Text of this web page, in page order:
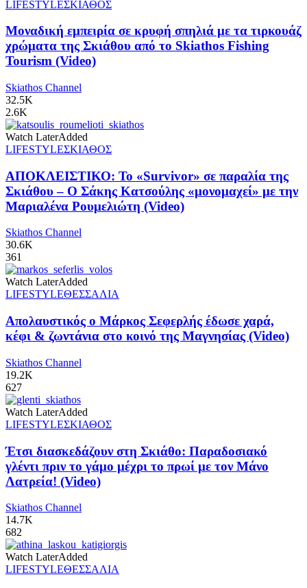
LIFESTYLEΣΚΙΑΘΟΣ
Μοναδική εμπειρία σε κρυφή σπηλιά με τα τιρκουάζ
χρώματα της Σκιάθου από το Skiathos Fishing
Tourism (Video)
Skiathos Channel
32.5K
2.6K
Watch LaterAdded
LIFESTYLEΣΚΙΑΘΟΣ
ΑΠΟΚΛΕΙΣΤΙΚΟ: Το «Survivor» σε παραλία της
Σκιάθου – Ο Σάκης Κατσούλης «μονομαχεί» με την
Μαριαλένα Ρουμελιώτη (Video)
Skiathos Channel
30.6K
361
Watch LaterAdded
LIFESTYLEΘΕΣΣΑΛΙΑ
Απολαυστικός ο Μάρκος Σεφερλής έδωσε χαρά,
κέφι & ζωντάνια στο κοινό της Μαγνησίας (Video)
Skiathos Channel
19.2K
627
Watch LaterAdded
LIFESTYLEΣΚΙΑΘΟΣ
Έτσι διασκεδάζουν στη Σκιάθο: Παραδοσιακό
γλέντι πριν το γάμο μέχρι το πρωί με τον Μάνο
Λατρεία! (Video)
Skiathos Channel
14.7K
682
Watch LaterAdded
LIFESTYLEΘΕΣΣΑΛΙΑ